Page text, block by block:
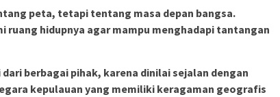
peta, tetapi tentang masa depan bangsa.
ruang hidupnya agar mampu menghadapi tantangan
berbagai pihak, karena dinilai sejalan dengan
kepulauan yang memiliki keragaman geografis